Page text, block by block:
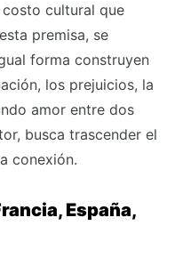
cultural que
premisa, se
forma construyen
los prejuicios, la
amor entre dos
busca trascender el
conexión.
España,